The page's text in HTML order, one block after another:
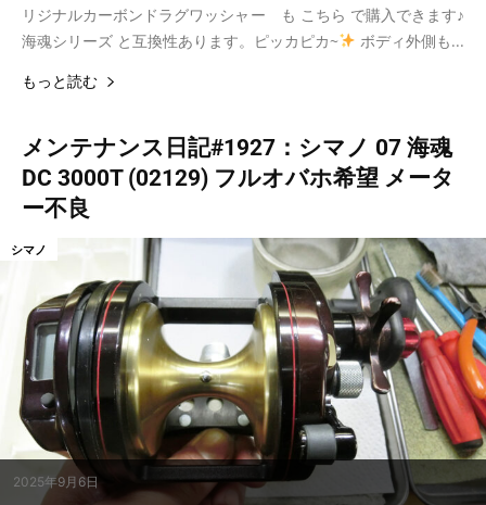
リジナルカーボンドラグワッシャー も こちら で購入できます♪
海魂シリーズ と互換性あります。ピッカピカ~
ボディ外側も...
もっと読む
メンテナンス日記#1927：シマノ 07 海魂
DC 3000T (02129) フルオバホ希望 メータ
ー不良
2025年9月6日
シマノ